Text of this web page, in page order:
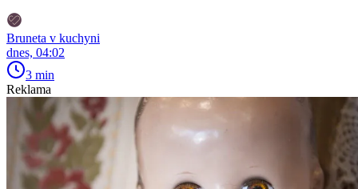
Bruneta v kuchyni
dnes, 04:02
3 min
Reklama